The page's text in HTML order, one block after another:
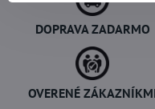
DOPRAVA ZADARMO
OVERENÉ